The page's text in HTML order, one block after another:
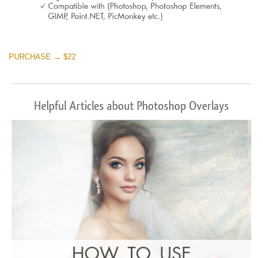
PURCHASE → $22
Helpful Articles about Photoshop Overlays